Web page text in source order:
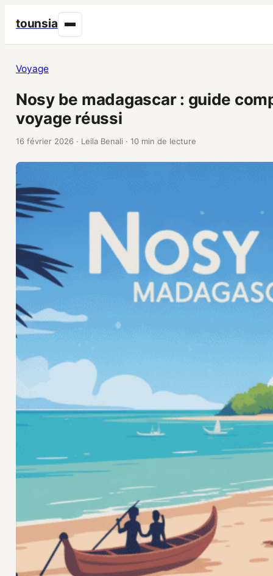
tounsia
Voyage
Nosy be madagascar : guide
voyage réussi
16 février 2026 · Leila Benali · 10 min de lecture